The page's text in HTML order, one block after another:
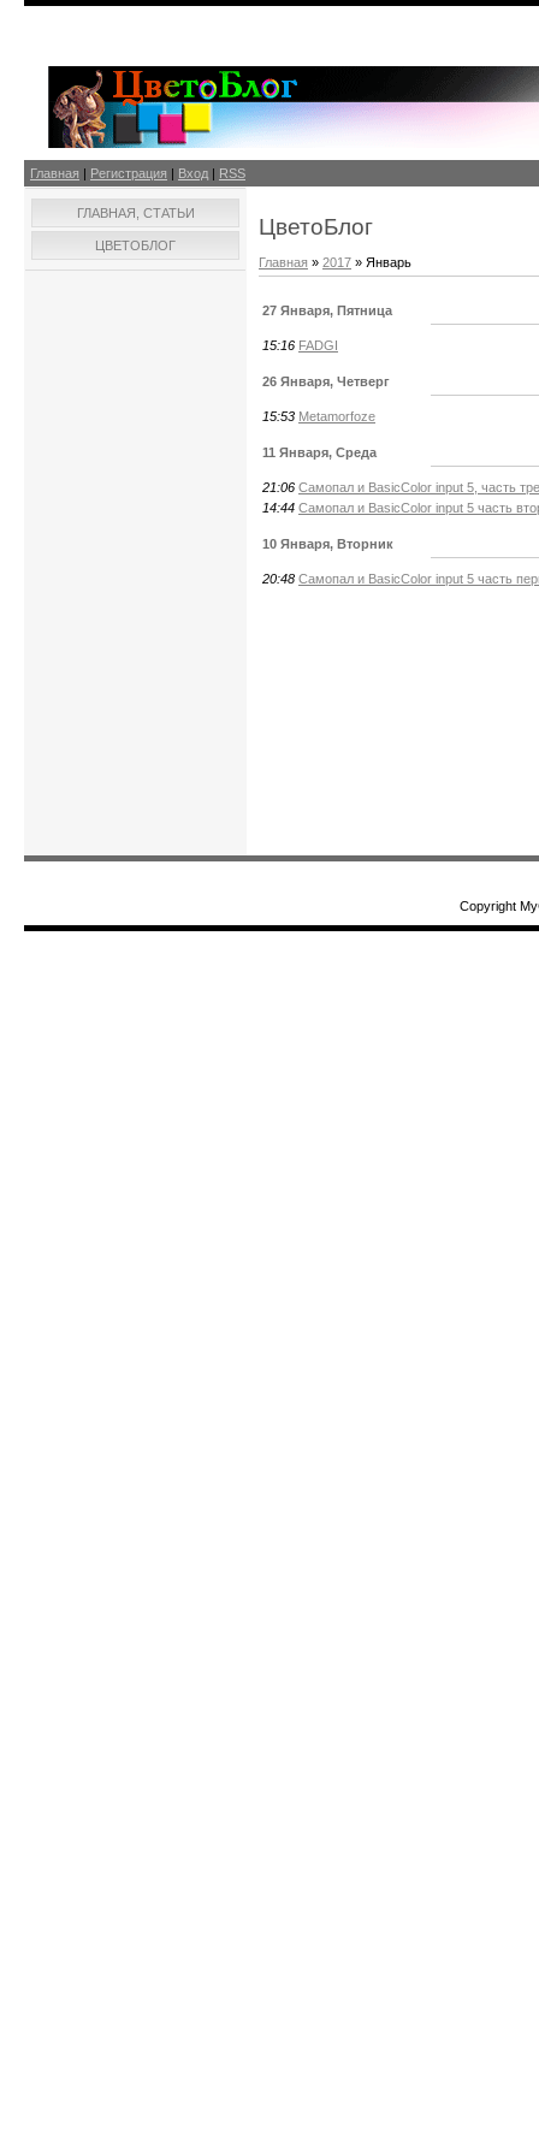
Главная | Регистрация | Вход | RSS
ГЛАВНАЯ, СТАТЬИ
ЦВЕТОБЛОГ
ЦветоБлог
Главная » 2017 » Январь
27 Января, Пятница
15:16 FADGI
26 Января, Четверг
15:53 Metamorfoze
11 Января, Среда
21:06 Самопал и BasicColor input 5, часть
14:44 Самопал и BasicColor input 5 часть
10 Января, Вторник
20:48 Самопал и BasicColor input 5 часть
Copyright